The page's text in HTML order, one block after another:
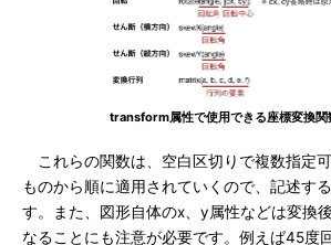
transform属性で使用できる座標変換関
これらの関数は、空白区切りで複数指定
ものから順に適用されていくので、記述す
す。また、図形自体のx、y属性などは変換
なることにも注意が必要です。例えば45度